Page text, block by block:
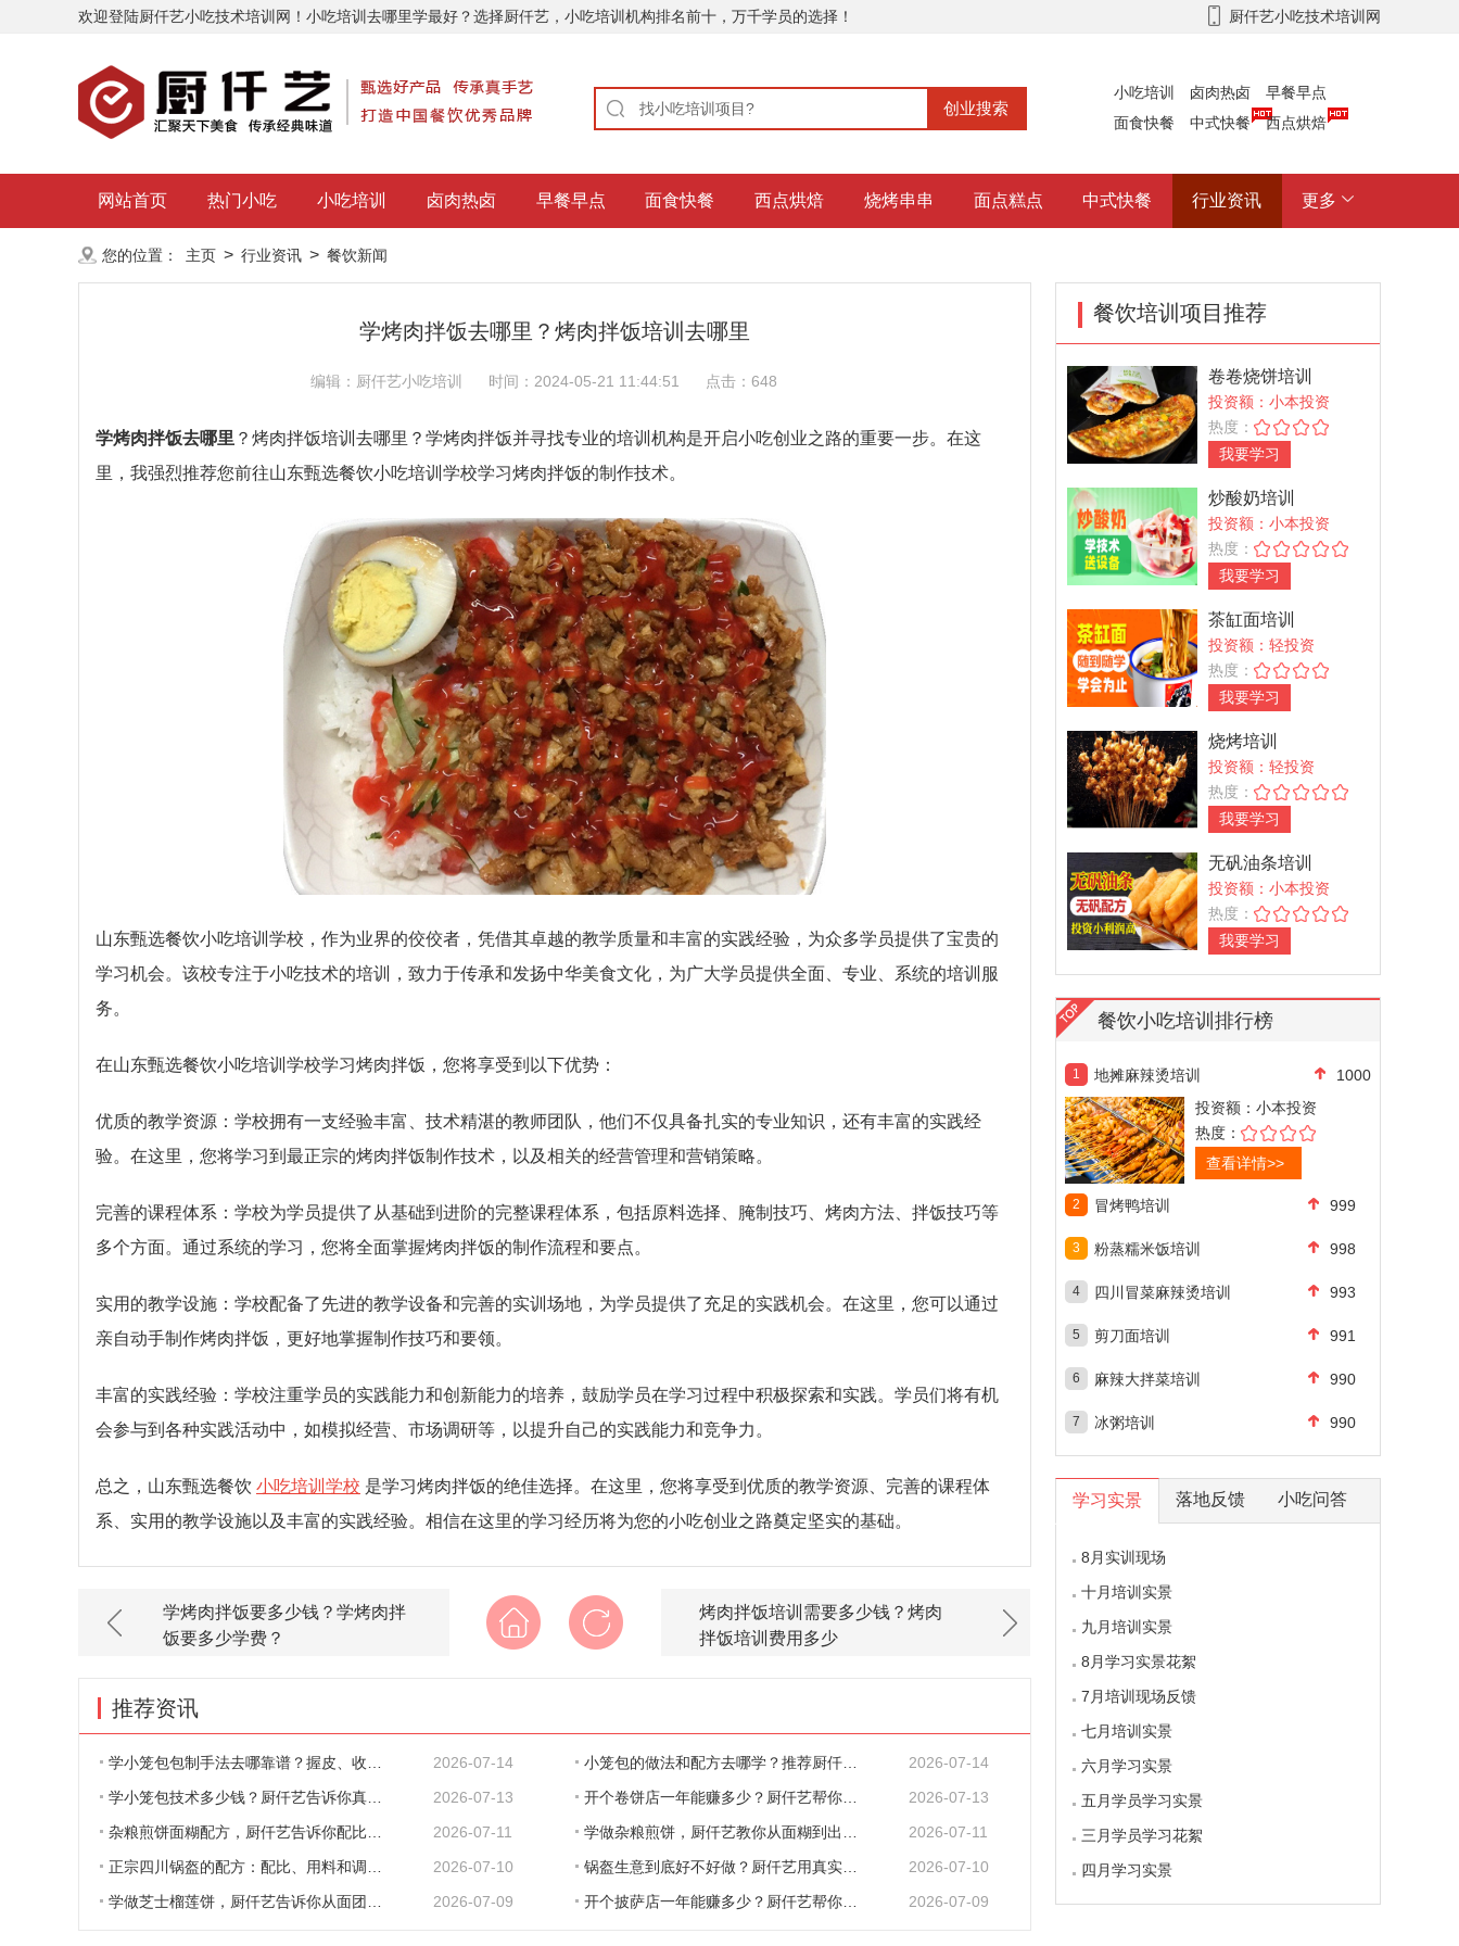
欢迎登陆厨仟艺小吃技术培训网！小吃培训去哪里学最好？选择厨仟艺，小吃培训机构排名前十，万千学员的选择！ 厨仟艺小吃技术培训网
小吃培训 卤肉热卤
早餐早点
面食快餐
中式快餐 西点烘焙
网站首页 热门小吃 小吃培训 卤肉热卤 早餐早点 面食快餐 西点烘焙 烧烤串串 面点糕点 中式快餐 行业资讯 更多
您的位置： 主页 > 行业资讯 > 餐饮新闻
学烤肉拌饭去哪里？烤肉拌饭培训去哪里
编辑：厨仟艺小吃培训 时间：2024-05-21 11:44:51 点击： 648
学烤肉拌饭去哪里 ？烤肉拌饭培训去哪里？学烤肉拌饭并寻找专业的培训机构是开启小吃创业之路的重要一步。在这
里，我强烈推荐您前往山东甄选餐饮小吃培训学校学习烤肉拌饭的制作技术。
山东甄选餐饮小吃培训学校，作为业界的佼佼者，凭借其卓越的教学质量和丰富的实践经验，为众多学员提供了宝贵的
学习机会。该校专注于小吃技术的培训，致力于传承和发扬中华美食文化，为广大学员提供全面、专业、系统的培训服
务。
在山东甄选餐饮小吃培训学校学习烤肉拌饭，您将享受到以下优势：
优质的教学资源：学校拥有一支经验丰富、技术精湛的教师团队，他们不仅具备扎实的专业知识，还有丰富的实践经
验。在这里，您将学习到最正宗的烤肉拌饭制作技术，以及相关的经营管理和营销策略。
完善的课程体系：学校为学员提供了从基础到进阶的完整课程体系，包括原料选择、腌制技巧、烤肉方法、拌饭技巧等
多个方面。通过系统的学习，您将全面掌握烤肉拌饭的制作流程和要点。
实用的教学设施：学校配备了先进的教学设备和完善的实训场地，为学员提供了充足的实践机会。在这里，您可以通过
亲自动手制作烤肉拌饭，更好地掌握制作技巧和要领。
丰富的实践经验：学校注重学员的实践能力和创新能力的培养，鼓励学员在学习过程中积极探索和实践。学员们将有机
会参与到各种实践活动中，如模拟经营、市场调研等，以提升自己的实践能力和竞争力。
总之，山东甄选餐饮 小吃培训学校 是学习烤肉拌饭的绝佳选择。在这里，您将享受到优质的教学资源、完善的课程体
系、实用的教学设施以及丰富的实践经验。相信在这里的学习经历将为您的小吃创业之路奠定坚实的基础。
学烤肉拌饭要多少钱？学烤肉拌
饭要多少学费？
烤肉拌饭培训需要多少钱？烤肉
拌饭培训费用多少
推荐资讯
学小笼包包制手法去哪靠谱？握皮、收口、捏 2026-07-14 小笼包的做法和配方去哪学？推荐厨仟艺，深
2026-07-14
学小笼包技术多少钱？厨仟艺告诉你真实收费
2026-07-13 开个卷饼店一年能赚多少？厨仟艺帮你把账算
2026-07-13
杂粮煎饼面糊配方，厨仟艺告诉你配比、原料
2026-07-11 学做杂粮煎饼，厨仟艺教你从面糊到出餐的完
2026-07-11
正宗四川锅盔的配方：配比、用料和调味，一
2026-07-10 锅盔生意到底好不好做？厨仟艺用真实数据告
2026-07-10
学做芝士榴莲饼，厨仟艺告诉你从面团到出炉
2026-07-09 开个披萨店一年能赚多少？厨仟艺帮你把账算 2026-07-09
餐饮培训项目推荐
卷卷烧饼培训
投资额：小本投资
热度：
我要学习
炒酸奶培训
投资额：小本投资
热度：
我要学习
茶缸面培训
投资额：轻投资
热度：
我要学习
烧烤培训
投资额：轻投资
热度：
我要学习
无矾油条培训
投资额：小本投资
热度：
我要学习
餐饮小吃培训排行榜
1 地摊麻辣烫培训
1000
投资额： 小本投资
热度：
查看详情>>
2 冒烤鸭培训 999
3 粉蒸糯米饭培训 998
4 四川冒菜麻辣烫培训 993
5 剪刀面培训 991
6 麻辣大拌菜培训 990
7 冰粥培训 990
学习实景 落地反馈 小吃问答
8月实训现场
十月培训实景
九月培训实景
8月学习实景花絮
7月培训现场反馈
七月培训实景
六月学习实景
五月学员学习实景
三月学员学习花絮
四月学习实景